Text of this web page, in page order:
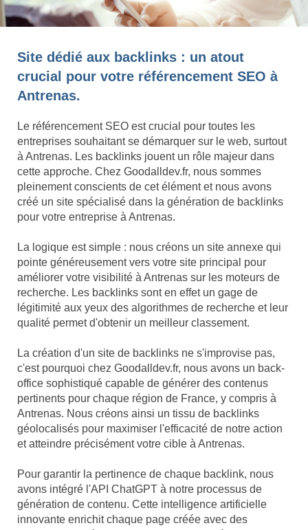
Site dédié aux backlinks : un atout
crucial pour votre référencement SEO à
Antrenas.
Le référencement SEO est crucial pour toutes les
entreprises souhaitant se démarquer sur le web, surtout
à Antrenas. Les backlinks jouent un rôle majeur dans
cette approche. Chez Goodalldev.fr, nous sommes
pleinement conscients de cet élément et nous avons
créé un site spécialisé dans la génération de backlinks
pour votre entreprise à Antrenas.
La logique est simple : nous créons un site annexe qui
pointe généreusement vers votre site principal pour
améliorer votre visibilité à Antrenas sur les moteurs de
recherche. Les backlinks sont en effet un gage de
légitimité aux yeux des algorithmes de recherche et leur
qualité permet d'obtenir un meilleur classement.
La création d'un site de backlinks ne s'improvise pas,
c'est pourquoi chez Goodalldev.fr, nous avons un back-
office sophistiqué capable de générer des contenus
pertinents pour chaque région de France, y compris à
Antrenas. Nous créons ainsi un tissu de backlinks
géolocalisés pour maximiser l'efficacité de notre action
et atteindre précisément votre cible à Antrenas.
Pour garantir la pertinence de chaque backlink, nous
avons intégré l'API ChatGPT à notre processus de
génération de contenu. Cette intelligence artificielle
innovante enrichit chaque page créée avec des